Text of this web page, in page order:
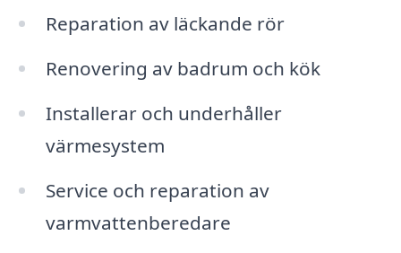
Reparation av läckande rör
Renovering av badrum och kök
Installerar och underhåller
värmesystem
Service och reparation av
varmvattenberedare